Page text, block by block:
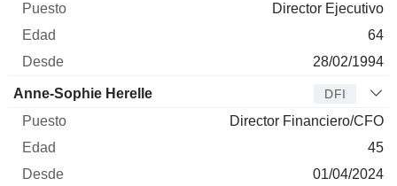
Director Ejecutivo
64
28/02/1994
Anne-Sophie Herelle DFI
Director Financiero/CFO
45
01/04/2024